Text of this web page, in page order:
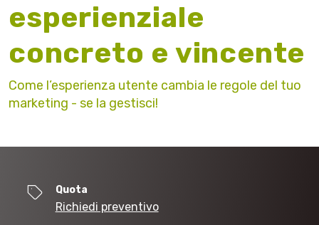
esperienziale
concreto e vincente
Come l’esperienza utente cambia le regole del tuo
marketing - se la gestisci!
Quota
Richiedi preventivo